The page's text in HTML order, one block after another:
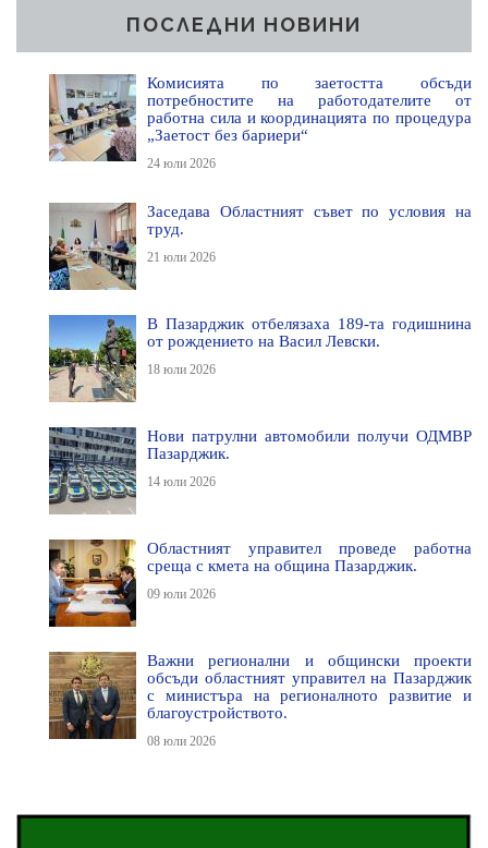
ПОСЛЕДНИ НОВИНИ
Комисията по заетостта обсъди
потребностите на работодателите от
работна сила и координацията по процедура
„Заетост без бариери“
24 юли 2026
Заседава Областният съвет по условия на
труд.
21 юли 2026
В Пазарджик отбелязаха 189-та годишнина
от рождението на Васил Левски.
18 юли 2026
Нови патрулни автомобили получи ОДМВР
Пазарджик.
14 юли 2026
Областният управител проведе работна
среща с кмета на община Пазарджик.
09 юли 2026
Важни регионални и общински проекти
обсъди областният управител на Пазарджик
с министъра на регионалното развитие и
благоустройството.
08 юли 2026